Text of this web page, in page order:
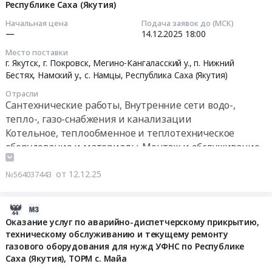
4(АР),
Республике Саха (Якутия)
Начальная цена
—
Подача заявок до (МСК)
14.12.2025 18:00
Место поставки
г. Якутск, г. Покровск, Мегино-Кангаласский у., п. Нижний
Бестях, Намский у., с. Намцы, Республика Саха (Якутия)
Отрасли
Сантехнические работы, Внутренние сети водо-,
тепло-, газо-снабжения и канализации
Котельное, теплообменное и теплотехническое
оборудование и материалы. Монтаж и обслуживание
Монтаж и обслуживание оборудования для
газопереработки, газопроводов и газораспределения
монтаж и обслуживание
Проектирование, монтаж и обслуживание
сигнализации, пожароохранных, контрольно-
пропускных систем и оборудования
№564037443 от 12.12.25
Оказание услуг по аварийно-диспетчерскому прикрытию,
техническому обслуживанию и текущему ремонту
газового оборудования для нужд УФНС по Республике
Саха (Якутия), ТОРМ с. Майа